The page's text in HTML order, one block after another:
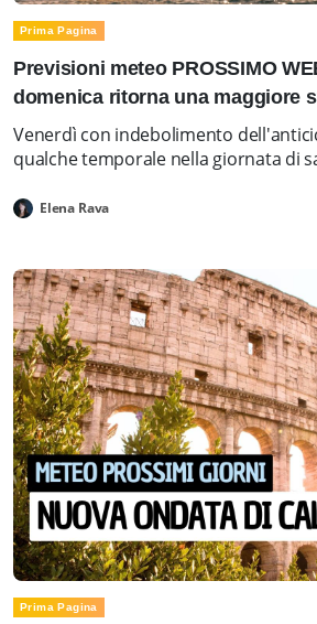
Prima Pagina
Previsioni meteo PROSSIMO
domenica ritorna una maggiore
Venerdì con indebolimento
qualche temporale nella giornata di
Elena Rava
Prima Pagina